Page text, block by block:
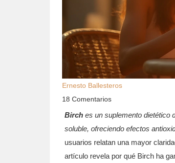
Ernesto Ballesteros
18 Comentarios
Birch es un suplemento dietético
soluble, ofreciendo efectos
usuarios relatan una mayor
artículo revela por qué Birch ha